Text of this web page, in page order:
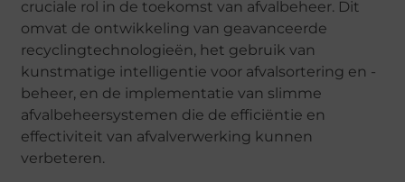
cruciale rol in de toekomst van afvalbeheer. Dit
omvat de ontwikkeling van geavanceerde
recyclingtechnologieën, het gebruik van
kunstmatige intelligentie voor afvalsortering en -
beheer, en de implementatie van slimme
afvalbeheersystemen die de efficiëntie en
effectiviteit van afvalverwerking kunnen
verbeteren.